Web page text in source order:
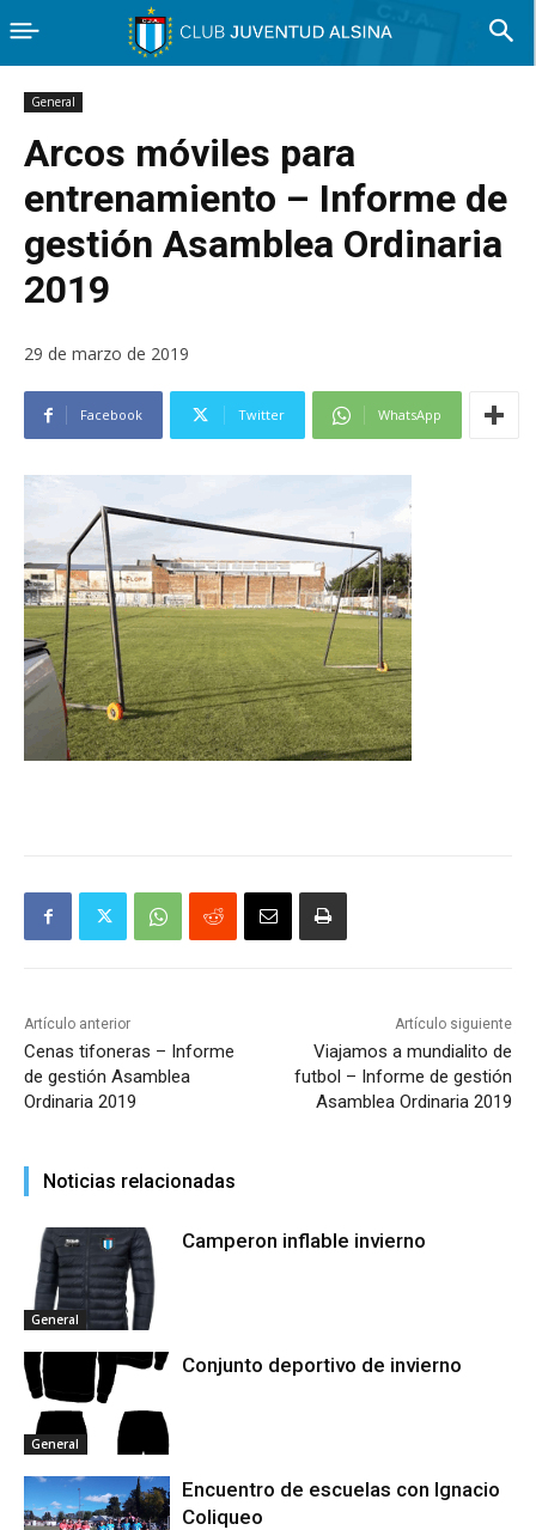
General
Arcos móviles para
entrenamiento – Informe de
gestión Asamblea Ordinaria
2019
29 de marzo de 2019
Facebook Twitter WhatsApp
Artículo anterior
Cenas tifoneras – Informe
de gestión Asamblea
Ordinaria 2019
Artículo siguiente
Viajamos a mundialito de
futbol – Informe de gestión
Asamblea Ordinaria 2019
Noticias relacionadas
General
Camperon inflable invierno
General
Conjunto deportivo de invierno
Encuentro de escuelas con Ignacio
Coliqueo